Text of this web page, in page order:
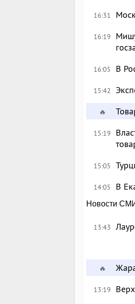
16:31
16:19
16:05 В
15:42
🔥
15:19
15:05
14:05 В
Новости
13:43
🔥
13:19